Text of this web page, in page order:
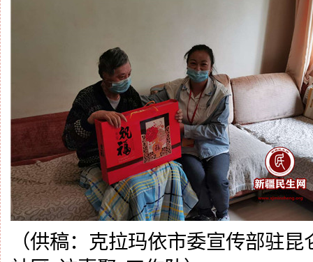
（供稿：克拉玛依市委宣传部驻